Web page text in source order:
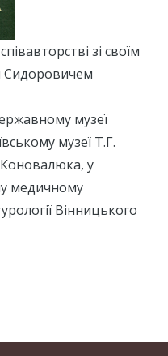
зі своїм
Сидоровичем
музеї
музеї Т.Г.
у
медичному
Вінницького